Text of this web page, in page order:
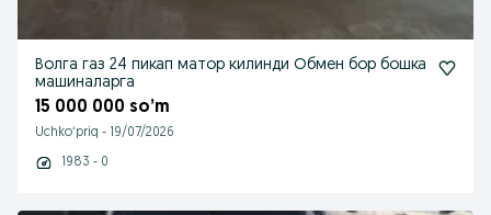
Волга газ 24 пикап матор килинди Обмен бор бошка
машиналарга
15 000 000 so’m
Uchkoʻpriq - 19/07/2026
1983 - 0